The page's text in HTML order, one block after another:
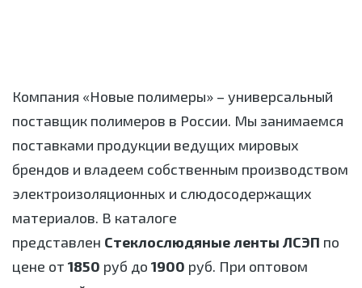
Компания «Новые полимеры» – универсальный
поставщик полимеров в России. Мы занимаемся
поставками продукции ведущих мировых
брендов и владеем собственным производством
электроизоляционных и слюдосодержащих
материалов. В каталоге
представлен Стеклослюдяные ленты ЛСЭП по
цене от 1850 руб до 1900 руб. При оптовом